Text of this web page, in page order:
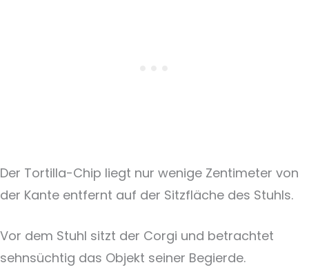
Der Tortilla-Chip liegt nur wenige Zentimeter von
der Kante entfernt auf der Sitzfläche des Stuhls.
Vor dem Stuhl sitzt der Corgi und betrachtet
sehnsüchtig das Objekt seiner Begierde.